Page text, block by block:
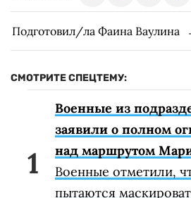
Подготовил/ла Фаина Ваулина
СМОТРИТЕ СПЕЦТЕМУ:
Военные из
заявили о полном
над маршрутом
Военные отметили,
пытаются